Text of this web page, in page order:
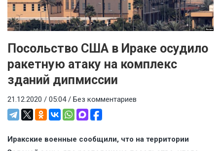
Посольство США в Ираке осудило
ракетную атаку на комплекс
зданий дипмиссии
21.12.2020 / 05:04 / Без комментариев
Иракские военные сообщили, что на территории